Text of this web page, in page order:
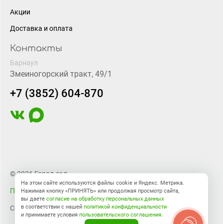
Акции
Доставка и оплата
Контакты
Барнаул
Змеиногорский тракт, 49/1
+7 (3852) 604-870
© 2026 Город-сад
Правовая информация
Создание сайтаBTB Digital
На этом сайте используются файлы cookie и Яндекс. Метрика.
Нажимая кнопку «ПРИНЯТЬ» или продолжая просмотр сайта,
вы даете согласие на обработку персональных данных
в соответствии с нашей политикой конфиденциальности
и принимаете условия пользовательского соглашения.